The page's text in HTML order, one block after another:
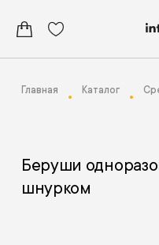
Главная Каталог
Беруши
шнурком